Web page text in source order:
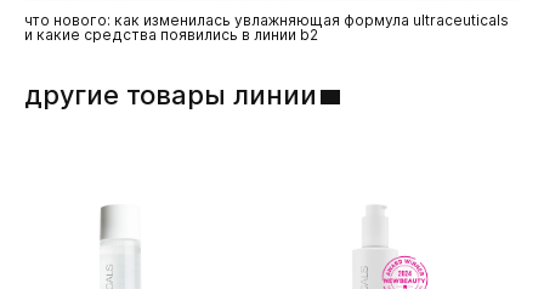
что нового: как изменилась увлажняющая формула ultraceuticals
и какие средства появились в линии b2
другие товары линии